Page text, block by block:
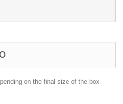
on the final size of the box